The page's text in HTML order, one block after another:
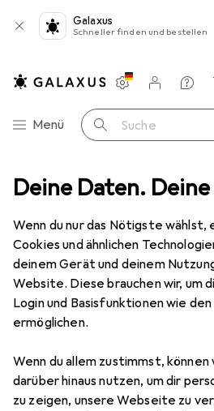
Deine Daten.
Wenn du nur das Nötigste wählst,
Cookies und ähnlichen
deinem Gerät und deinem
Website. Diese brauchen wir, um
Login und Basisfunktionen wie
ermöglichen.
Wenn du allem zustimmst,
darüber hinaus nutzen, um dir
zu zeigen, unsere Webseite zu
Galaxus
Schneller finden und bestellen
Navigation nach Kategorien
Menü Suche
Einstellungen
Kundenkonto
Vergleichslisten
Merklisten
Warenkorb
Case Modding Interne Kabel
9 Bilder
CorsairCP-8920252
65 cm
Bewertungen